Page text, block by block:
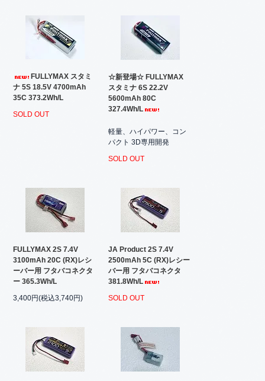
FULLYMAX スタミ
ナ 5S 18.5V 4700mAh
35C 373.2Wh/L
SOLD OUT
☆新登場☆ FULLYMAX
スタミナ 6S 22.2V
5600mAh 80C
327.4Wh/L
軽量、ハイパワー、コン
パクト 3D専用開発
SOLD OUT
FULLYMAX 2S 7.4V
3100mAh 20C (RX)レシ
ーバー用 フタバコネクタ
ー 365.3Wh/L
3,400円(税込3,740円)
JA Product 2S 7.4V
2500mAh 5C (RX)レシー
バー用 フタバコネクタ
381.8Wh/L
SOLD OUT